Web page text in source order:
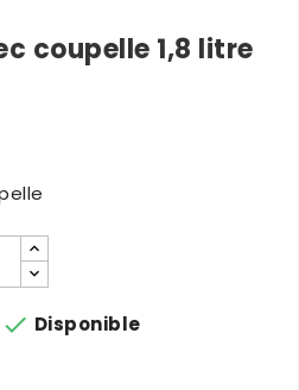
coupelle 1,8 litre
 Disponible